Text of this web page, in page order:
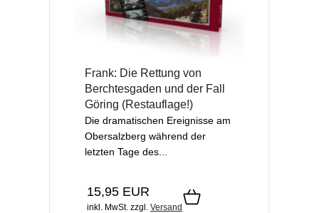
Frank: Die Rettung von
Berchtesgaden und der Fall
Göring (Restauflage!)
Die dramatischen Ereignisse am
Obersalzberg während der
letzten Tage des...
15,95 EUR
inkl. MwSt. zzgl. Versand